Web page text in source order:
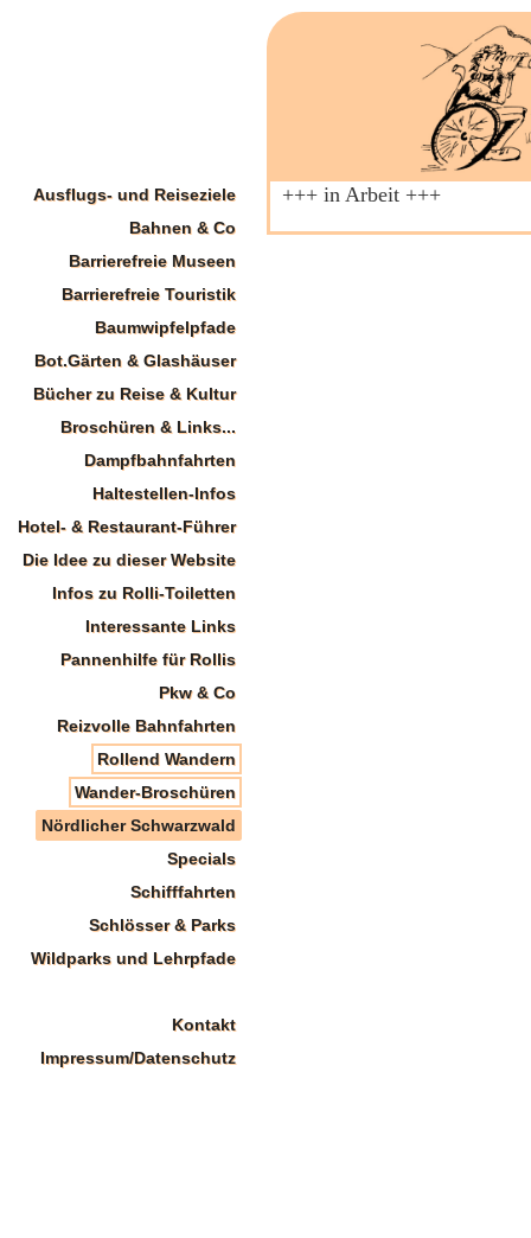
Ausflugs- und Reiseziele
Bahnen & Co
Barrierefreie Museen
Barrierefreie Touristik
Baumwipfelpfade
Bot.Gärten & Glashäuser
Bücher zu Reise & Kultur
Broschüren & Links...
Dampfbahnfahrten
Haltestellen-Infos
Hotel- & Restaurant-Führer
Die Idee zu dieser Website
Infos zu Rolli-Toiletten
Interessante Links
Pannenhilfe für Rollis
Pkw & Co
Reizvolle Bahnfahrten
Rollend Wandern
Wander-Broschüren
Nördlicher Schwarzwald
Specials
Schifffahrten
Schlösser & Parks
Wildparks und Lehrpfade
Kontakt
Impressum/Datenschutz
+++ in Arbeit +++